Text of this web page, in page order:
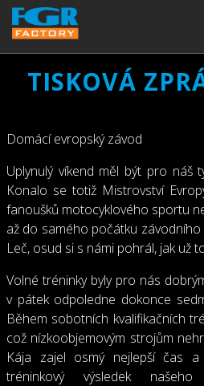
TISKOVÁ
Domácí evropský závod
Uplynulý víkend měl být pro náš
Konalo se totiž Mistrovství
fanoušků motocyklového sportu
až do samého počátku
Leč, osud si s námi pohrál, jak už
Volné tréninky byly pro nás
v pátek odpoledne dokonce
Během sobotních kvalifikačních
což nízkoobjemovým strojům
Kája zajel osmý nejlepší čas
tréninkový výsledek